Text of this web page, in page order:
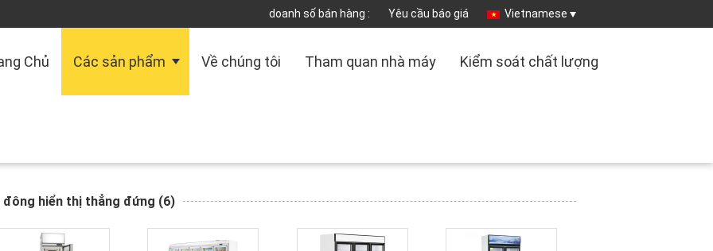
doanh số bán hàng : Yêu cầu báo giá Vietnamese
Chủ Các sản phẩm Về chúng tôi Tham quan nhà máy Kiểm soát chất lượng
đông hiển thị thẳng đứng (6)